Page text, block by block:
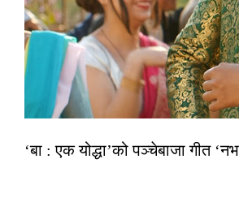
‘बा : एक योद्धा’को पञ्चेबाजा गीत